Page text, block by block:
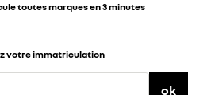
toutes marques en 3 minutes
votre immatriculation
ok